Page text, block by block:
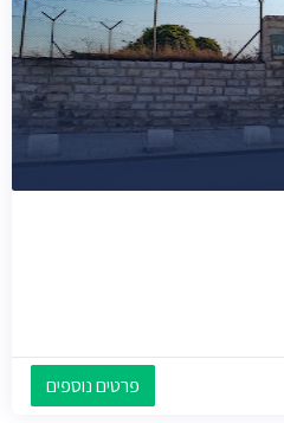
פרטים נוספים